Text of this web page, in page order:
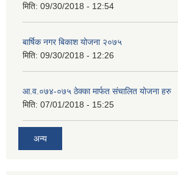
मिति: 09/30/2018 - 12:54
बार्षिक नगर बिकाश योजना २०७५
मिति: 09/30/2018 - 12:26
आ.व.०७४-०७५ ठेक्का मार्फत संचालित योजना हरु
मिति: 07/01/2018 - 15:25
अन्य